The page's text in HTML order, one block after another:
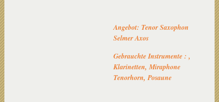
Angebot: Tenor Saxophon
Selmer Axos
Gebrauchte Instrumente : ,
Klarinetten, Miraphone
Tenorhorn, Posaune